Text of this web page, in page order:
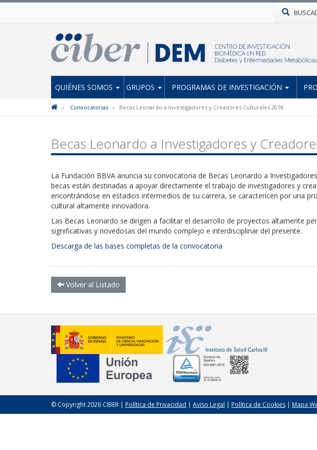
QUIÉNES SOMOS GRUPOS PROGRAMAS DE INVESTIGACIÓN
Convocatorias Becas Leonardo a Investigadores y Creadores Culturales 2018
Becas Leonardo a Investigadores y
La Fundación BBVA anuncia su convocatoria de Becas Leonardo a
becas están destinadas a apoyar directamente el trabajo de investigadores y
encontrándose en estadios intermedios de su carrera, se caractericen por una
cultural altamente innovadora.
Las Becas Leonardo se dirigen a facilitar el desarrollo de proyectos altamente
significativas y novedosas del mundo complejo e interdisciplinar del presente.
Descarga de las bases completas de la convocatoria
Volver al Listado
© Copyright 2026 CIBER | Política de Privacidad | Aviso Legal | Política de Cookies | Mapa